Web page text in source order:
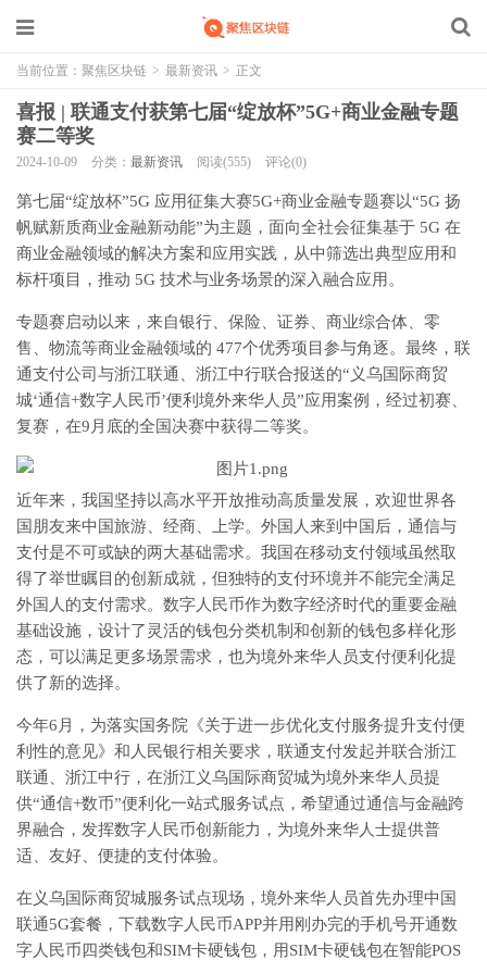
当前位置： 聚焦区块链 > 最新资讯 > 正文
喜报 | 联通支付获第七届“绽放杯”5G+商业金融专题
赛二等奖
2024-10-09 分类： 最新资讯 阅读(555) 评论(0)
第七届“绽放杯”5G 应用征集大赛5G+商业金融专题赛以“5G 扬
帆赋新质商业金融新动能”为主题，面向全社会征集基于 5G 在
商业金融领域的解决方案和应用实践，从中筛选出典型应用和
标杆项目，推动 5G 技术与业务场景的深入融合应用。
专题赛启动以来，来自银行、保险、证券、商业综合体、零
售、物流等商业金融领域的 477个优秀项目参与角逐。最终，联
通支付公司与浙江联通、浙江中行联合报送的“义乌国际商贸
城‘通信+数字人民币’便利境外来华人员”应用案例，经过初赛、
复赛，在9月底的全国决赛中获得二等奖。
近年来，我国坚持以高水平开放推动高质量发展，欢迎世界各
国朋友来中国旅游、经商、上学。外国人来到中国后，通信与
支付是不可或缺的两大基础需求。我国在移动支付领域虽然取
得了举世瞩目的创新成就，但独特的支付环境并不能完全满足
外国人的支付需求。数字人民币作为数字经济时代的重要金融
基础设施，设计了灵活的钱包分类机制和创新的钱包多样化形
态，可以满足更多场景需求，也为境外来华人员支付便利化提
供了新的选择。
今年6月，为落实国务院《关于进一步优化支付服务提升支付便
利性的意见》和人民银行相关要求，联通支付发起并联合浙江
联通、浙江中行，在浙江义乌国际商贸城为境外来华人员提
供“通信+数币”便利化一站式服务试点，希望通过通信与金融跨
界融合，发挥数字人民币创新能力，为境外来华人士提供普
适、友好、便捷的支付体验。
在义乌国际商贸城服务试点现场，境外来华人员首先办理中国
联通5G套餐，下载数字人民币APP并用刚办完的手机号开通数
字人民币四类钱包和SIM卡硬钱包，用SIM卡硬钱包在智能POS